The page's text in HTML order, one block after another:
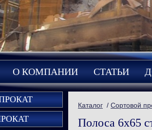
О КОМПАНИИ СТАТЬИ
Каталог / Сортовой
Полоса 6х65